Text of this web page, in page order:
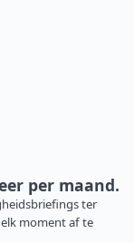
per maand.
ter
moment af te